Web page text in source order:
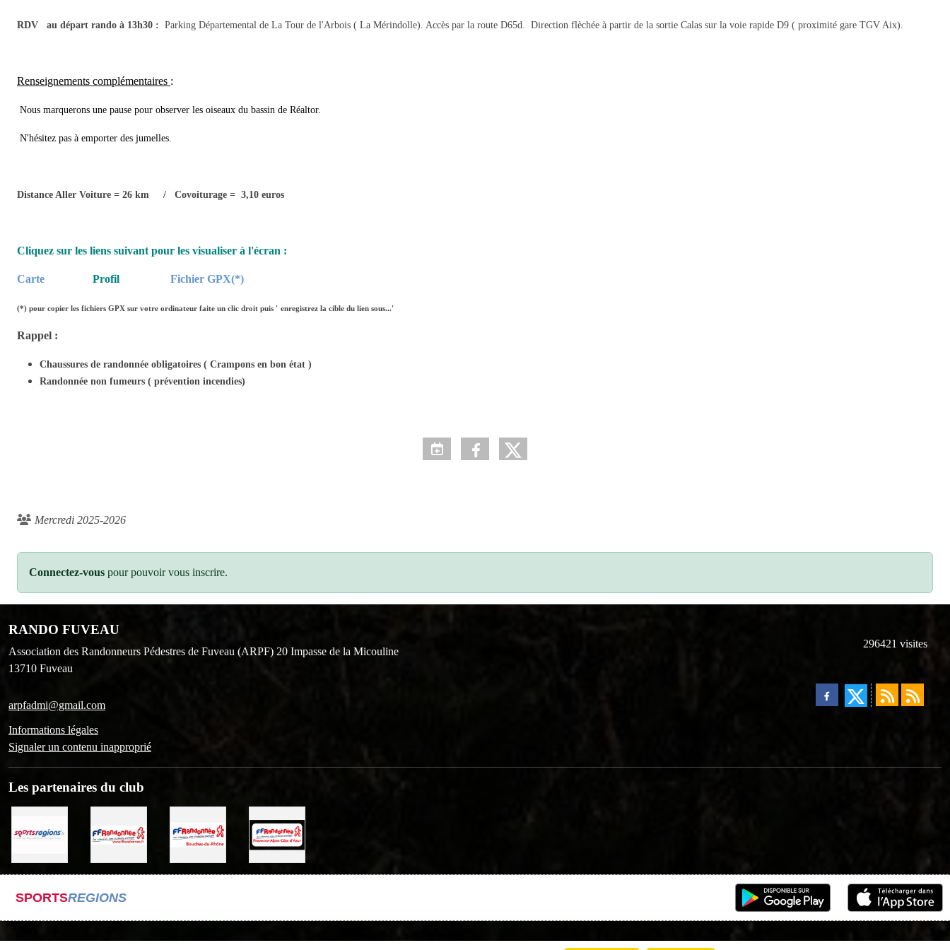
RDV au départ rando à 13h30 : Parking Départemental de La Tour de l'Arbois ( La Mérindolle). Accès par la route D65d. Direction flèchée à partir de la sortie Calas sur la voie rapide D9 ( proximité gare TGV Aix).
Renseignements complémentaires :
Nous marquerons une pause pour observer les oiseaux du bassin de Réaltor.
N'hésitez pas à emporter des jumelles.
Distance Aller Voiture = 26 km / Covoiturage = 3,10 euros
Cliquez sur les liens suivant pour les visualiser à l'écran :
Carte Profil Fichier GPX(*)
(*) pour copier les fichiers GPX sur votre ordinateur faite un clic droit puis ' enregistrez la cible du lien sous...'
Rappel :
Chaussures de randonnée obligatoires ( Crampons en bon état )
Randonnée non fumeurs ( prévention incendies)
Mercredi 2025-2026
Connectez-vous pour pouvoir vous inscrire.
RANDO FUVEAU
Association des Randonneurs Pédestres de Fuveau (ARPF) 20 Impasse de la Micouline
13710 Fuveau
arpfadmi@gmail.com
Informations légales
Signaler un contenu inapproprié
296421 visites
Les partenaires du club
SPORTSREGIONS